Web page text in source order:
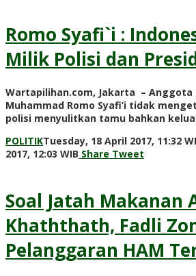
Romo Syafi`i :
Milik Polisi dan
Wartapilihan.com, Jakarta – Anggota
Muhammad Romo Syafi’i tidak
polisi menyulitkan tamu bahkan
POLITIKTuesday, 18 April 2017, 11:32
2017, 12:03 WIB by
Share Tweet
Soal Jatah Makanan
Khaththath, Fadli
Pelanggaran HAM